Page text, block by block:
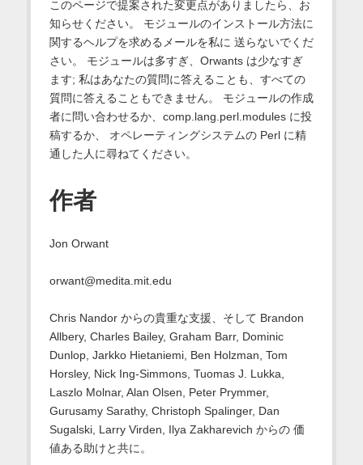
このページで提案された変更点がありましたら、お
知らせください。 モジュールのインストール方法に
関するヘルプを求めるメールを私に 送らないでくだ
さい。 モジュールは多すぎ、Orwants は少なすぎ
ます; 私はあなたの質問に答えることも、すべての
質問に答えることもできません。 モジュールの作成
者に問い合わせるか、comp.lang.perl.modules に投
稿するか、 オペレーティングシステムの Perl に精
通した人に尋ねてください。
作者
Jon Orwant
orwant@medita.mit.edu
Chris Nandor からの貴重な支援、そして Brandon
Allbery, Charles Bailey, Graham Barr, Dominic
Dunlop, Jarkko Hietaniemi, Ben Holzman, Tom
Horsley, Nick Ing-Simmons, Tuomas J. Lukka,
Laszlo Molnar, Alan Olsen, Peter Prymmer,
Gurusamy Sarathy, Christoph Spalinger, Dan
Sugalski, Larry Virden, Ilya Zakharevich からの 価
値ある助けと共に。